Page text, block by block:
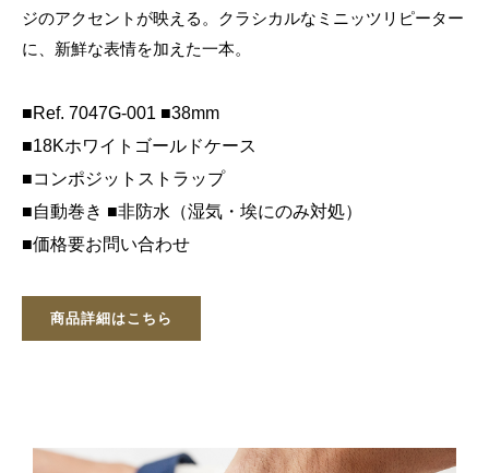
ジのアクセントが映える。クラシカルなミニッツリピーター
に、新鮮な表情を加えた一本。
■Ref. 7047G-001 ■38mm
■18Kホワイトゴールドケース
■コンポジットストラップ
■自動巻き ■非防水（湿気・埃にのみ対処）
■価格要お問い合わせ
商品詳細はこちら